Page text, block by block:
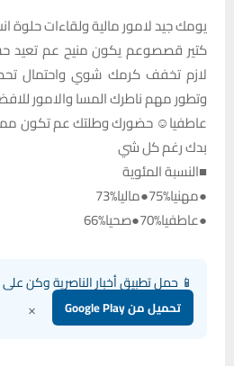
يومك جيد لامور مالية ولقاءات حلوة
كتير قصصوعم يكون منيح عم تعيد
لازم تخفف كرمك شوي واحتمال
وتطور مهم ناطرك المسا والامور
عاطفيا☺️ حضورك وطلتك عم تكون
بدك رغم كل شي
■النسبة المئوية
●مهنيا%75●ماليا%73
●عاطفيا%70●صحيا%66
📱 حمل تطبيق أخبار الناصرية وكن على
تحميل من Google Play ×